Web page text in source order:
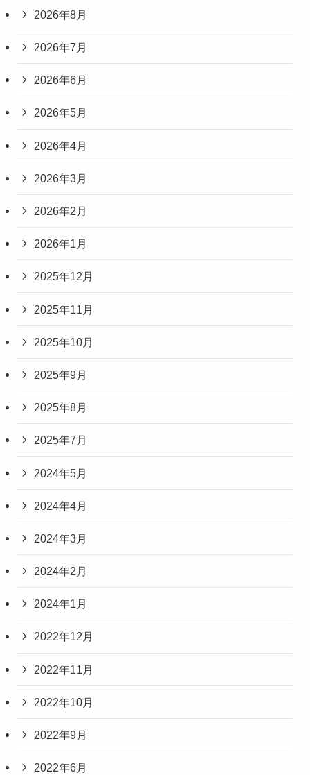
2026年8月
2026年7月
2026年6月
2026年5月
2026年4月
2026年3月
2026年2月
2026年1月
2025年12月
2025年11月
2025年10月
2025年9月
2025年8月
2025年7月
2024年5月
2024年4月
2024年3月
2024年2月
2024年1月
2022年12月
2022年11月
2022年10月
2022年9月
2022年6月